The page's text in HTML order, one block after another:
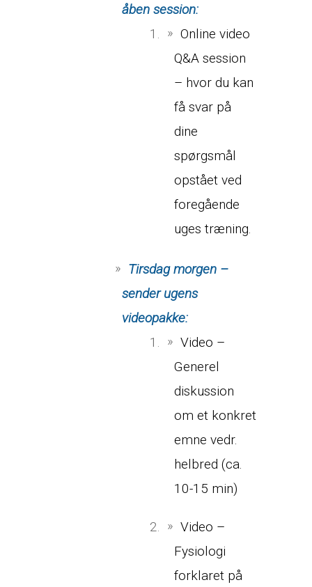
åben session:
Online video
Q&A session
– hvor du kan
få svar på
dine
spørgsmål
opstået ved
foregående
uges træning.
Tirsdag morgen –
sender ugens
videopakke:
Video –
Generel
diskussion
om et konkret
emne vedr.
helbred (ca.
10-15 min)
Video –
Fysiologi
forklaret på